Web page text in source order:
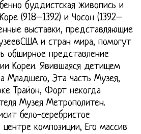
буддистская живопись и
(918–1392) и Чосон (1392–
выставки, представляющие
и стран мира, помогут
обширное представление
Кореи. Явившаяся детищем
Младшего, Эта часть Музея,
Трайон, Форт некогда
Музея Метрополитен.
бело-серебристое
центре композиции, Его массив